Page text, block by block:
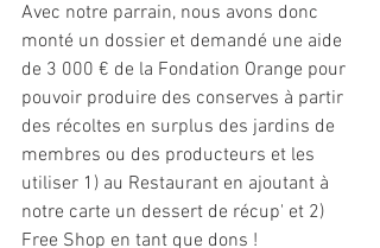
Avec notre parrain, nous avons donc
monté un dossier et demandé une aide
de 3 000 € de la Fondation Orange pour
pouvoir produire des conserves à partir
des récoltes en surplus des jardins de
membres ou des producteurs et les
utiliser 1) au Restaurant en ajoutant à
notre carte un dessert de récup' et 2)
Free Shop en tant que dons !